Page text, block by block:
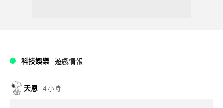
科技娛樂 遊戲情報
天恩 4 小時